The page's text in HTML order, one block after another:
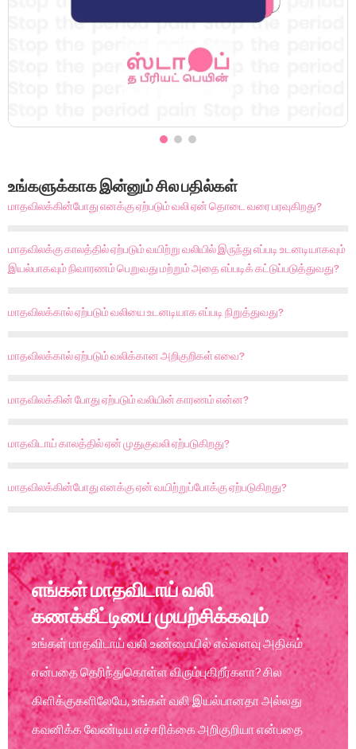
உங்களுக்காக இன்னும் சில பதில்கள்
மாதவிலக்கின்போது எனக்கு ஏற்படும் வலி ஏன் தொடை வரை பரவுகிறது?
மாதவிலக்கு காலத்தில் ஏற்படும் வயிற்று வலியில் இருந்து எப்படி உடனடியாகவும்
இயல்பாகவும் நிவாரணம் பெறுவது மற்றும் அதை எப்படிக் கட்டுப்படுத்துவது?
மாதவிலக்கால் ஏற்படும் வலியை உடனடியாக எப்படி நிறுத்துவது?
மாதவிலக்கால் ஏற்படும் வலிக்கான அறிகுறிகள் எவை?
மாதவிலக்கின் போது ஏற்படும் வலியின் காரணம் என்ன?
மாதவிடாய் காலத்தில் ஏன் முதுகுவலி ஏற்படுகிறது?
மாதவிலக்கின்போது எனக்கு ஏன் வயிற்றுப்போக்கு ஏற்படுகிறது?
எங்கள் மாதவிடாய் வலி
கணக்கீட்டியை முயற்சிக்கவும்
உங்கள் மாதவிடாய் வலி உண்மையில் எவ்வளவு அதிகம்
என்பதை தெரிந்துகொள்ள விரும்புகிறீர்களா? சில
கிளிக்குகளிலேயே, உங்கள் வலி இயல்பானதா அல்லது
கவனிக்க வேண்டிய எச்சரிக்கை அறிகுறியா என்பதை